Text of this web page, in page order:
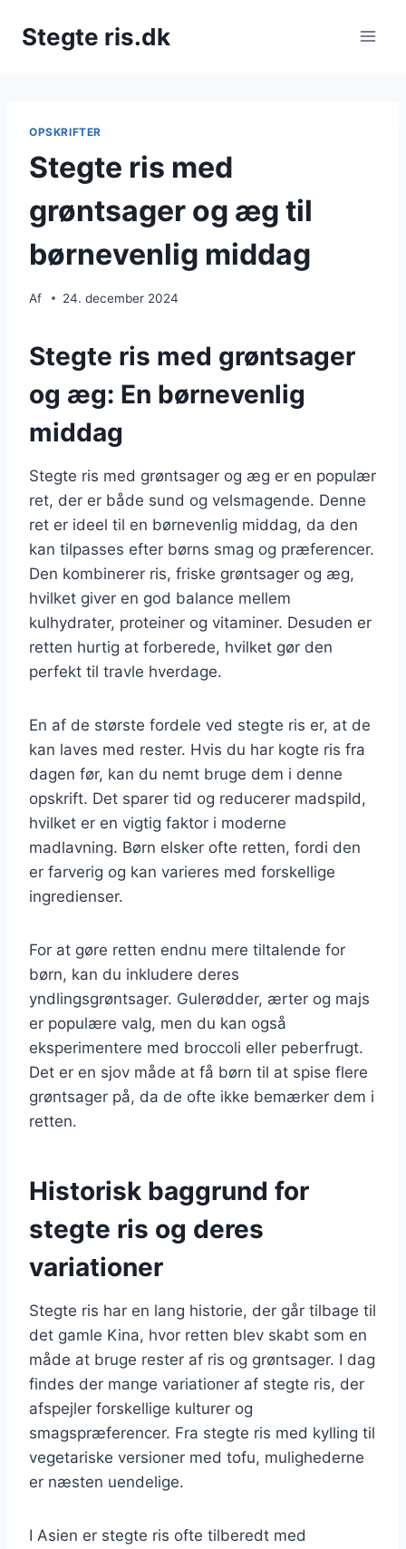
Stegte ris.dk
OPSKRIFTER
Stegte ris med
grøntsager og æg til
børnevenlig middag
Af 24. december 2024
Stegte ris med grøntsager
og æg: En børnevenlig
middag
Stegte ris med grøntsager og æg er en populær
ret, der er både sund og velsmagende. Denne
ret er ideel til en børnevenlig middag, da den
kan tilpasses efter børns smag og præferencer.
Den kombinerer ris, friske grøntsager og æg,
hvilket giver en god balance mellem
kulhydrater, proteiner og vitaminer. Desuden er
retten hurtig at forberede, hvilket gør den
perfekt til travle hverdage.
En af de største fordele ved stegte ris er, at de
kan laves med rester. Hvis du har kogte ris fra
dagen før, kan du nemt bruge dem i denne
opskrift. Det sparer tid og reducerer madspild,
hvilket er en vigtig faktor i moderne
madlavning. Børn elsker ofte retten, fordi den
er farverig og kan varieres med forskellige
ingredienser.
For at gøre retten endnu mere tiltalende for
børn, kan du inkludere deres
yndlingsgrøntsager. Gulerødder, ærter og majs
er populære valg, men du kan også
eksperimentere med broccoli eller peberfrugt.
Det er en sjov måde at få børn til at spise flere
grøntsager på, da de ofte ikke bemærker dem i
retten.
Historisk baggrund for
stegte ris og deres
variationer
Stegte ris har en lang historie, der går tilbage til
det gamle Kina, hvor retten blev skabt som en
måde at bruge rester af ris og grøntsager. I dag
findes der mange variationer af stegte ris, der
afspejler forskellige kulturer og
smagspræferencer. Fra stegte ris med kylling til
vegetariske versioner med tofu, mulighederne
er næsten uendelige.
I Asien er stegte ris ofte tilberedt med